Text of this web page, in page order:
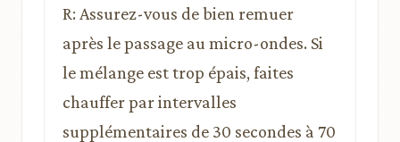
R: Assurez-vous de bien remuer
après le passage au micro-ondes. Si
le mélange est trop épais, faites
chauffer par intervalles
supplémentaires de 30 secondes à 70